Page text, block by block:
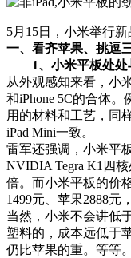
5月15日，小米举行
一、看齐苹果、挑逗
1、小米平板处处
从外观感知来看，小
和iPhone 5C的合体。
用的材料和工艺，同
iPad Mini一致。
雷军还强调，小米平
NVIDIA Tegra K1四
倍。而小米平板的价
1499元、苹果2888元
当然，小米不会讲低
塑料的，成本远低于
仍比苹果的重。等等。